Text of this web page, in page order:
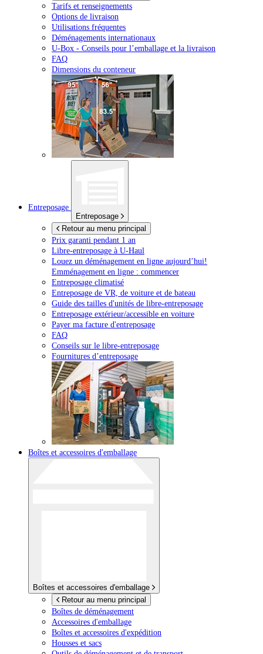
Tarifs et renseignements
Options de livraison
Utilisations fréquentes
Déménagements internationaux
U-Box - Conseils pour l’emballage et la livraison
FAQ
Dimensions du conteneur
Entreposage
Entreposage
Retour au menu principal
Prix garanti pendant 1 an
Libre-entreposage à U-Haul
Louez un déménagement en ligne aujourd’hui!
Emménagement en ligne : commencer
Entreposage climatisé
Entreposage de VR, de voiture et de bateau
Guide des tailles d'unités de libre-entreposage
Entreposage extérieur/accessible en voiture
Payer ma facture d'entreposage
FAQ
Conseils sur le libre-entreposage
Fournitures d’entreposage
Boîtes et accessoires d'emballage
Boîtes et accessoires d'emballage
Retour au menu principal
Boîtes de déménagement
Accessoires d'emballage
Boîtes et accessoires d'expédition
Housses et sacs